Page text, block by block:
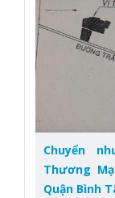
Chuyển
Thương
Quận Bình